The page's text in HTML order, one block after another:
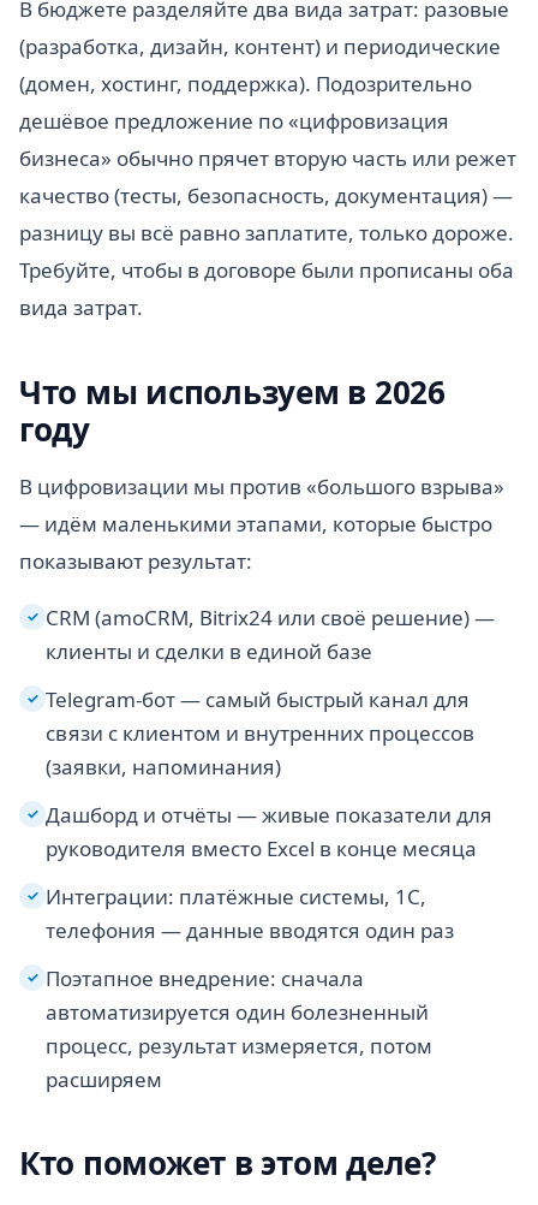
В бюджете разделяйте два вида затрат: разовые
(разработка, дизайн, контент) и периодические
(домен, хостинг, поддержка). Подозрительно
дешёвое предложение по «цифровизация
бизнеса» обычно прячет вторую часть или режет
качество (тесты, безопасность, документация) —
разницу вы всё равно заплатите, только дороже.
Требуйте, чтобы в договоре были прописаны оба
вида затрат.
Что мы используем в 2026
году
В цифровизации мы против «большого взрыва»
— идём маленькими этапами, которые быстро
показывают результат:
✓ CRM (amoCRM, Bitrix24 или своё решение) —
клиенты и сделки в единой базе
✓ Telegram-бот — самый быстрый канал для
связи с клиентом и внутренних процессов
(заявки, напоминания)
✓ Дашборд и отчёты — живые показатели для
руководителя вместо Excel в конце месяца
✓ Интеграции: платёжные системы, 1С,
телефония — данные вводятся один раз
✓ Поэтапное внедрение: сначала
автоматизируется один болезненный
процесс, результат измеряется, потом
расширяем
Кто поможет в этом деле?